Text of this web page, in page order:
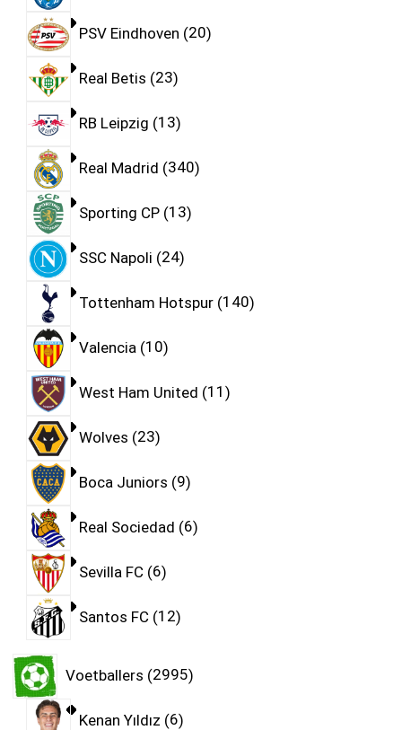
PSV Eindhoven 20
Real Betis 23
RB Leipzig 13
Real Madrid 340
Sporting CP 13
SSC Napoli 24
Tottenham Hotspur 140
Valencia 10
West Ham United 11
Wolves 23
Boca Juniors 9
Real Sociedad 6
Sevilla FC 6
Santos FC 12
Voetballers 2995
Kenan Yıldız 6